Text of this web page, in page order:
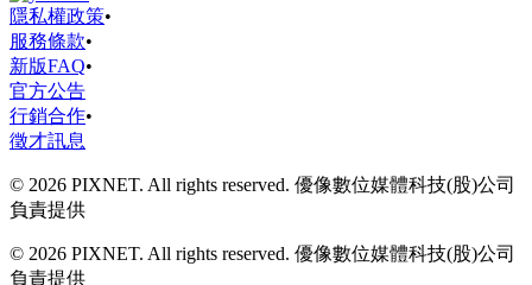
隱私權政策•
服務條款•
新版FAQ•
官方公告
行銷合作•
徵才訊息
© 2026 PIXNET. All rights reserved. 優像數位媒體科技(股)公司
負責提供
© 2026 PIXNET. All rights reserved. 優像數位媒體科技(股)公司
負責提供